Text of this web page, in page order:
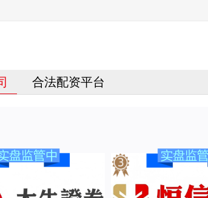
合法配资平台